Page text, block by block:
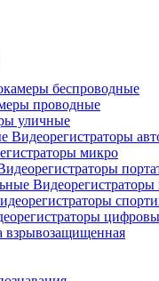
беспроводные
проводные
уличные
Видеорегистраторы
микро
взрывозащищенная